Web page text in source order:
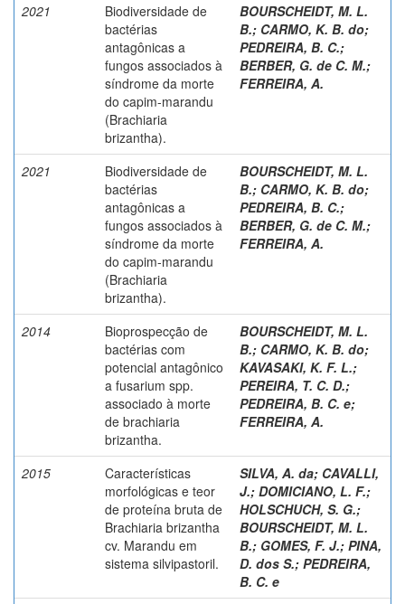
2021
Biodiversidade de
bactérias
antagônicas a
fungos associados à
síndrome da morte
do capim-marandu
(Brachiaria
brizantha).
BOURSCHEIDT, M. L.
B.; CARMO, K. B. do;
PEDREIRA, B. C.;
BERBER, G. de C. M.;
FERREIRA, A.
2021
Biodiversidade de
bactérias
antagônicas a
fungos associados à
síndrome da morte
do capim-marandu
(Brachiaria
brizantha).
BOURSCHEIDT, M. L.
B.; CARMO, K. B. do;
PEDREIRA, B. C.;
BERBER, G. de C. M.;
FERREIRA, A.
2014
Bioprospecção de
bactérias com
potencial antagônico
a fusarium spp.
associado à morte
de brachiaria
brizantha.
BOURSCHEIDT, M. L.
B.; CARMO, K. B. do;
KAVASAKI, K. F. L.;
PEREIRA, T. C. D.;
PEDREIRA, B. C. e;
FERREIRA, A.
2015
Características
morfológicas e teor
de proteína bruta de
Brachiaria brizantha
cv. Marandu em
sistema silvipastoril.
SILVA, A. da; CAVALLI,
J.; DOMICIANO, L. F.;
HOLSCHUCH, S. G.;
BOURSCHEIDT, M. L.
B.; GOMES, F. J.; PINA,
D. dos S.; PEDREIRA,
B. C. e